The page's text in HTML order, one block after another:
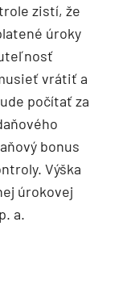
zistí, že
úroky
vrátiť a
počítať za
bonus
Výška
úrokovej
a.